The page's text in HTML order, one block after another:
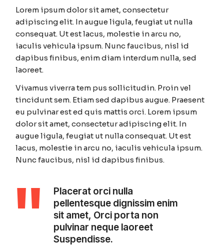
Lorem ipsum dolor sit amet, consectetur
adipiscing elit. In augue ligula, feugiat ut nulla
consequat. Ut est lacus, molestie in arcu no,
iaculis vehicula ipsum. Nunc faucibus, nisl id
dapibus finibus, enim diam interdum nulla, sed
laoreet.
Vivamus viverra tem pus sollicitudin. Proin vel
tincidunt sem. Etiam sed dapibus augue. Praesent
eu pulvinar est ed quis mattis orci. Lorem ipsum
dolor sit amet, consectetur adipiscing elit. In
augue ligula, feugiat ut nulla consequat. Ut est
lacus, molestie in arcu no, iaculis vehicula ipsum.
Nunc faucibus, nisl id dapibus finibus.
Placerat orci nulla
pellentesque dignissim enim
sit amet, Orci porta non
pulvinar neque laoreet
Suspendisse.